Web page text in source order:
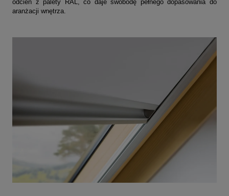
odcień z palety RAL, co daje swobodę pełnego dopasowania do
aranżacji wnętrza.